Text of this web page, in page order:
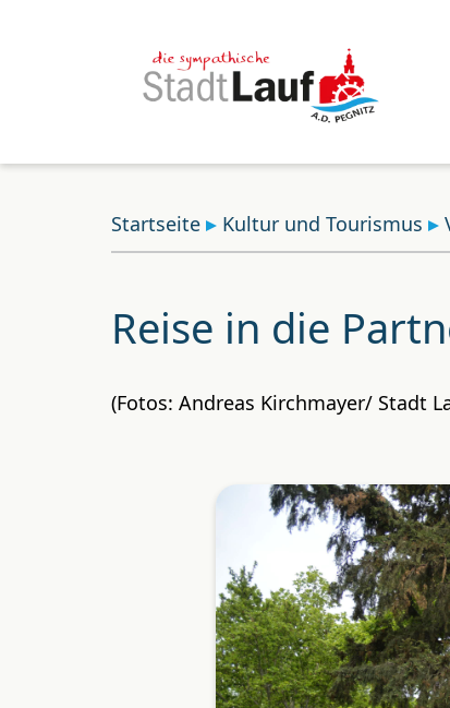
Startseite Kultur und Tourismus
Reise in die
(Fotos: Andreas Kirchmayer/ Stadt